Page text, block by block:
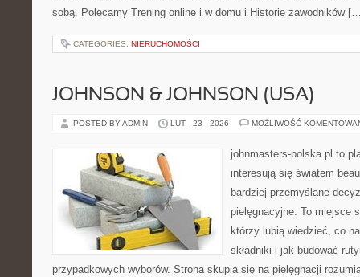
sobą. Polecamy Trening online i w domu i Historie zawodników
CATEGORIES: NIERUCHOMOŚCI
JOHNSON & JOHNSON (USA)
POSTED BY ADMIN LUT - 23 - 2026 MOŻLIWOŚĆ
johnmasters-polska.pl to
interesują się światem
bardziej przemyślane
pielęgnacyjne. To miejsce
którzy lubią wiedzieć, co
składniki i jak budować
przypadkowych wyborów. Strona skupia się na pielęgnacji